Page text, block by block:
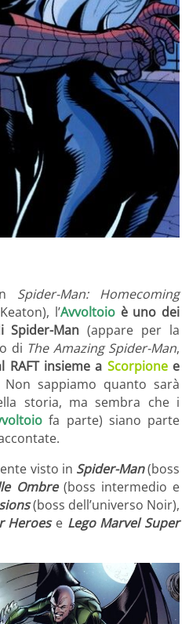
Spider-Man: Homecoming
l’Avvoltoio è uno dei
Spider-Man (appare per la
di The Amazing Spider-Man,
RAFT insieme a Scorpionee
Non sappiamo quanto sarà
storia, ma sembra che i
fa parte) siano parte
visto in Spider-Man(boss
Ombre(boss intermedio e
(boss dell’universo Noir),
Heroes e Lego Marvel Super